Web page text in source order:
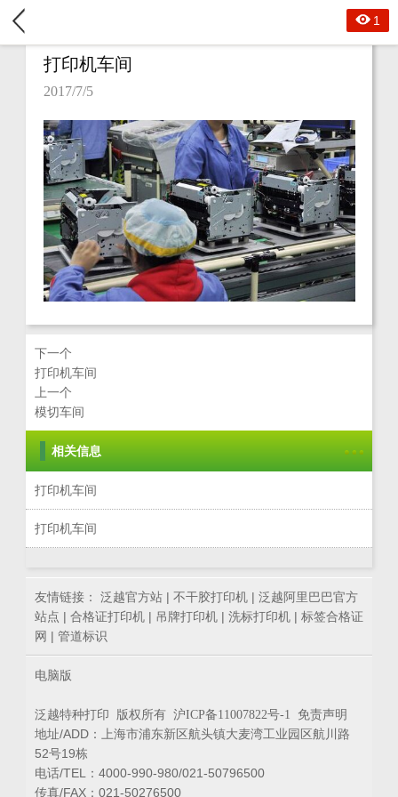
1
打印机车间
2017/7/5
下一个
打印机车间
上一个
模切车间
相关信息
打印机车间
打印机车间
友情链接： 泛越官方站 | 不干胶打印机 | 泛越阿里巴巴官方
站点 | 合格证打印机 | 吊牌打印机 | 洗标打印机 | 标签合格证
网 | 管道标识
电脑版
泛越特种打印 版权所有 沪ICP备11007822号-1
免责声明
地址/ADD：上海市浦东新区航头镇大麦湾工业园区航川路
52号19栋
电话/TEL：4000-990-980/021-50796500
传真/FAX：021-50276500